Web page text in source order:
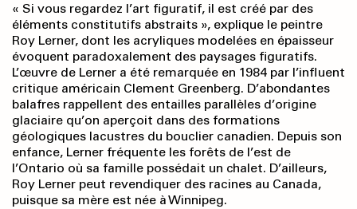
« Si vous regardez l’art figuratif, il est créé par des
éléments constitutifs abstraits », explique le peintre
Roy Lerner, dont les acryliques modelées en épaisseur
évoquent paradoxalement des paysages figuratifs.
L’œuvre de Lerner a été remarquée en 1984 par l’influent
critique américain Clement Greenberg. D’abondantes
balafres rappellent des entailles parallèles d’origine
glaciaire qu’on aperçoit dans des formations
géologiques lacustres du bouclier canadien. Depuis son
enfance, Lerner fréquente les forêts de l’est de
l’Ontario où sa famille possédait un chalet. D’ailleurs,
Roy Lerner peut revendiquer des racines au Canada,
puisque sa mère est née à Winnipeg.